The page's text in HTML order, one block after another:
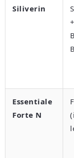
Siliverin
Essentiale
Forte N